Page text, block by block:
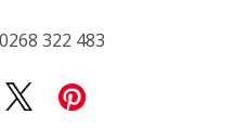
322 483